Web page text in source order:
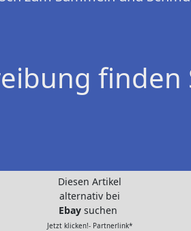
Diesen Artikel
alternativ bei
Ebay suchen
Jetzt klicken!- Partnerlink*